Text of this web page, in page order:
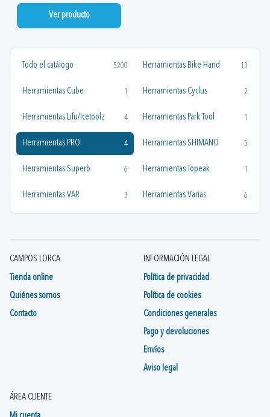
Todo el catálogo 5200 Herramientas Bike Hand 13
Herramientas Cube 1 Herramientas Cyclus 2
Herramientas Lifu/Icetoolz 4 Herramientas Park Tool 1
Herramientas PRO 4 Herramientas SHIMANO 5
Herramientas Superb 6 Herramientas Topeak 1
Herramientas VAR 3 Herramientas Varias 6
Ver producto
CAMPOS LORCA
Tienda online
Quiénes somos
Contacto
INFORMACIÓN LEGAL
Política de privacidad
Política de cookies
Condiciones generales
Pago y devoluciones
Envíos
Aviso legal
ÁREA CLIENTE